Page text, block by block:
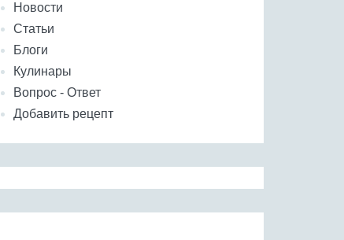
Новости
Статьи
Блоги
Кулинары
Вопрос - Ответ
Добавить рецепт